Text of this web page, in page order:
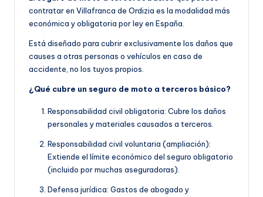
contratar en Villafranca de Ordizia es la modalidad más
económica y obligatoria por ley en España.
Está diseñado para cubrir exclusivamente los daños que
causes a otras personas o vehículos en caso de
accidente, no los tuyos propios.
¿Qué cubre un seguro de moto a terceros básico?
Responsabilidad civil obligatoria: Cubre los daños
personales y materiales causados a terceros.
Responsabilidad civil voluntaria (ampliación):
Extiende el límite económico del seguro obligatorio
(incluido por muchas aseguradoras).
Defensa jurídica: Gastos de abogado y